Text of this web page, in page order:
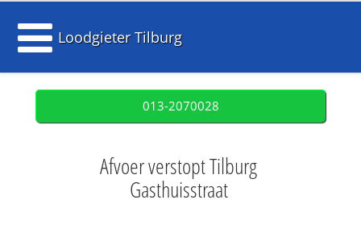
Loodgieter Tilburg
013-2070028
Afvoer verstopt Tilburg
Gasthuisstraat